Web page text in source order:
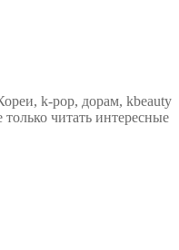
k-pop, дорам, kbeauty
читать интересные